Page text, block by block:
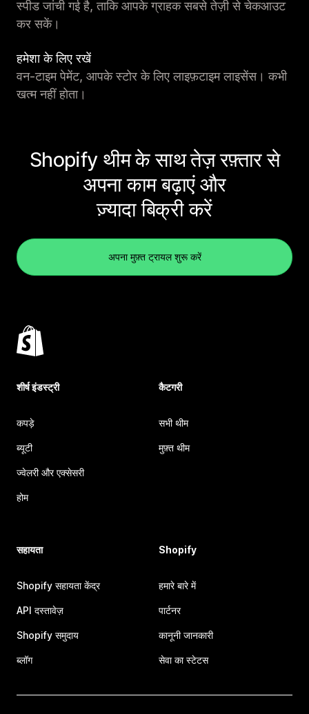
स्पीड जांची गई है, ताकि आपके ग्राहक सबसे तेज़ी से चेकआउट
कर सकें।
हमेशा के लिए रखें
वन-टाइम पेमेंट, आपके स्टोर के लिए लाइफ़टाइम लाइसेंस। कभी
खत्म नहीं होता।
Shopify थीम के साथ तेज़ रफ़्तार से
अपना काम बढ़ाएं और
ज़्यादा बिक्री करें
अपना मुफ़्त ट्रायल शुरू करें
शीर्ष इंडस्ट्री
कपड़े
ब्यूटी
ज्वेलरी और एक्सेसरी
होम
कैटगरी
सभी थीम
मुफ़्त थीम
सहायता
Shopify सहायता केंद्र
API दस्तावेज़
Shopify समुदाय
ब्लॉग
Shopify
हमारे बारे में
पार्टनर
कानूनी जानकारी
सेवा का स्टेटस